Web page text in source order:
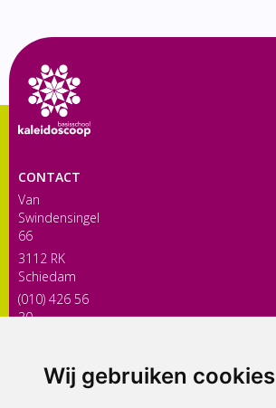
Wij gebruiken cookies
CONTACT
Van
Swindensingel
66
3112 RK
Schiedam
(010) 426 56
30
ONDERDEEL VAN